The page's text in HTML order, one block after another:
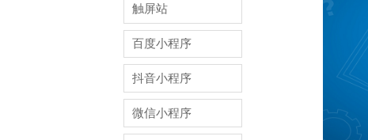
触屏站
百度小程序
抖音小程序
微信小程序